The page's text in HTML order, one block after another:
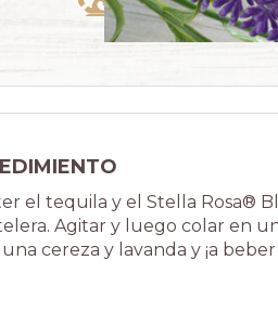
el tequila y el Stella Rosa®
Agitar y luego colar en
cereza y lavanda y ¡a beber